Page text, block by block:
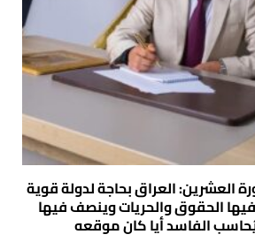
العشرين: العراق بحاجة لدولة قوية
الحقوق والحريات وينصف فيها
الفاسد أيا كان موقعه